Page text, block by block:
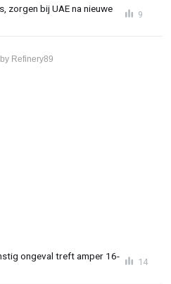
zorgen bij UAE na nieuwe
9
Refinery89
ongeval treft amper 16-
14